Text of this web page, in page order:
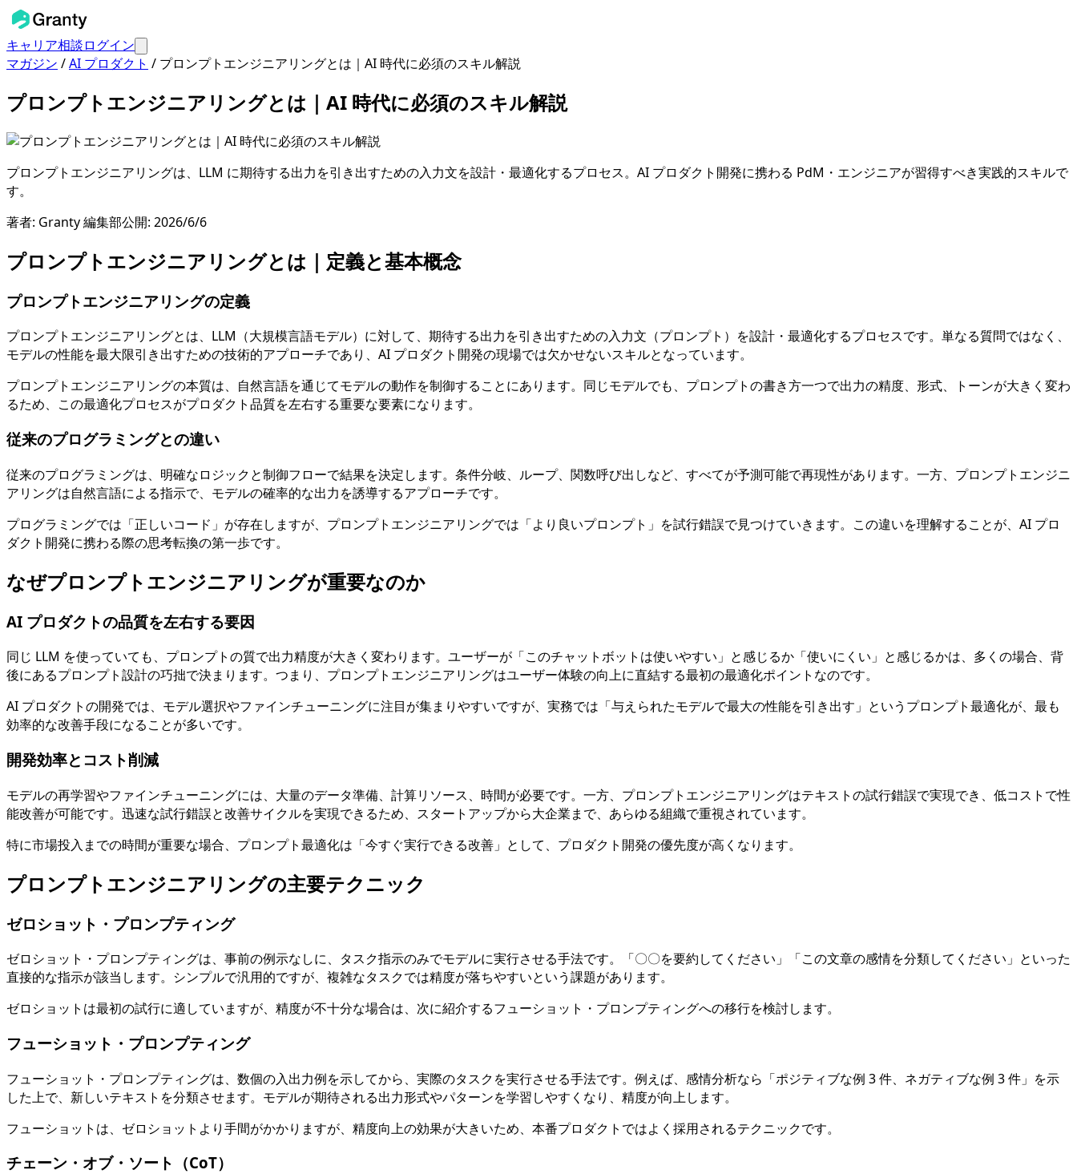
キャリア相談ログイン
マガジン /AI プロダクト / プロンプトエンジニアリングとは｜AI 時代に必須のスキル解説
プロンプトエンジニアリングとは｜AI 時代に必須のスキル解説
プロンプトエンジニアリングは、LLM に期待する出力を引き出すための入力文を設計・最適化するプロセス。AI プロダクト開発に携わる PdM・エンジニアが習得すべき実践的スキルで
す。
著者: Granty 編集部公開: 2026/6/6
プロンプトエンジニアリングとは｜定義と基本概念
プロンプトエンジニアリングの定義
プロンプトエンジニアリングとは、LLM（大規模言語モデル）に対して、期待する出力を引き出すための入力文（プロンプト）を設計・最適化するプロセスです。単なる質問ではなく、
モデルの性能を最大限引き出すための技術的アプローチであり、AI プロダクト開発の現場では欠かせないスキルとなっています。
プロンプトエンジニアリングの本質は、自然言語を通じてモデルの動作を制御することにあります。同じモデルでも、プロンプトの書き方一つで出力の精度、形式、トーンが大きく変わ
るため、この最適化プロセスがプロダクト品質を左右する重要な要素になります。
従来のプログラミングとの違い
従来のプログラミングは、明確なロジックと制御フローで結果を決定します。条件分岐、ループ、関数呼び出しなど、すべてが予測可能で再現性があります。一方、プロンプトエンジニ
アリングは自然言語による指示で、モデルの確率的な出力を誘導するアプローチです。
プログラミングでは「正しいコード」が存在しますが、プロンプトエンジニアリングでは「より良いプロンプト」を試行錯誤で見つけていきます。この違いを理解することが、AI プロ
ダクト開発に携わる際の思考転換の第一歩です。
なぜプロンプトエンジニアリングが重要なのか
AI プロダクトの品質を左右する要因
同じ LLM を使っていても、プロンプトの質で出力精度が大きく変わります。ユーザーが「このチャットボットは使いやすい」と感じるか「使いにくい」と感じるかは、多くの場合、背
後にあるプロンプト設計の巧拙で決まります。つまり、プロンプトエンジニアリングはユーザー体験の向上に直結する最初の最適化ポイントなのです。
AI プロダクトの開発では、モデル選択やファインチューニングに注目が集まりやすいですが、実務では「与えられたモデルで最大の性能を引き出す」というプロンプト最適化が、最も
効率的な改善手段になることが多いです。
開発効率とコスト削減
モデルの再学習やファインチューニングには、大量のデータ準備、計算リソース、時間が必要です。一方、プロンプトエンジニアリングはテキストの試行錯誤で実現でき、低コストで性
能改善が可能です。迅速な試行錯誤と改善サイクルを実現できるため、スタートアップから大企業まで、あらゆる組織で重視されています。
特に市場投入までの時間が重要な場合、プロンプト最適化は「今すぐ実行できる改善」として、プロダクト開発の優先度が高くなります。
プロンプトエンジニアリングの主要テクニック
ゼロショット・プロンプティング
ゼロショット・プロンプティングは、事前の例示なしに、タスク指示のみでモデルに実行させる手法です。「〇〇を要約してください」「この文章の感情を分類してください」といった
直接的な指示が該当します。シンプルで汎用的ですが、複雑なタスクでは精度が落ちやすいという課題があります。
ゼロショットは最初の試行に適していますが、精度が不十分な場合は、次に紹介するフューショット・プロンプティングへの移行を検討します。
フューショット・プロンプティング
フューショット・プロンプティングは、数個の入出力例を示してから、実際のタスクを実行させる手法です。例えば、感情分析なら「ポジティブな例 3 件、ネガティブな例 3 件」を示
した上で、新しいテキストを分類させます。モデルが期待される出力形式やパターンを学習しやすくなり、精度が向上します。
フューショットは、ゼロショットより手間がかかりますが、精度向上の効果が大きいため、本番プロダクトではよく採用されるテクニックです。
チェーン・オブ・ソート（CoT）